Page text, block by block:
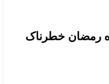
رمضان خطرناک